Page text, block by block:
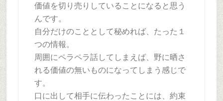
価値を切り売りしていることになると思う
んです。
自分だけのこととして秘めれば、たった１
つの情報。
周囲にペラペラ話してしまえば、野に晒さ
れる価値の無いものになってしまう感じで
す。
口に出して相手に伝わったことには、約束